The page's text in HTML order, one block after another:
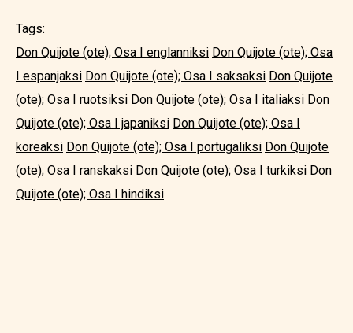
Tags:
Don Quijote (ote); Osa I englanniksi Don Quijote (ote); Osa
I espanjaksi Don Quijote (ote); Osa I saksaksi Don Quijote
(ote); Osa I ruotsiksi Don Quijote (ote); Osa I italiaksi Don
Quijote (ote); Osa I japaniksi Don Quijote (ote); Osa I
koreaksi Don Quijote (ote); Osa I portugaliksi Don Quijote
(ote); Osa I ranskaksi Don Quijote (ote); Osa I turkiksi Don
Quijote (ote); Osa I hindiksi